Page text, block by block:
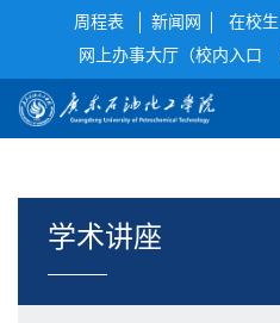
周程表 新闻网 在校生
网上办事大厅（校内入口
学术讲座